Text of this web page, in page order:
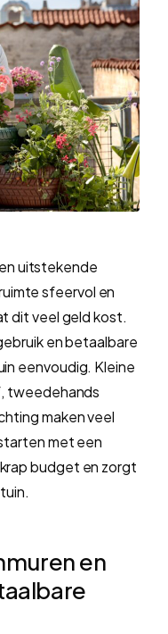
uitstekende
sfeervol en
dit veel geld kost.
en betaalbare
eenvoudig. Kleine
tweedehands
maken veel
met een
budget en zorgt
en